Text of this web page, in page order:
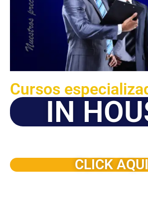
Cursos
IN
CLICK AQUI